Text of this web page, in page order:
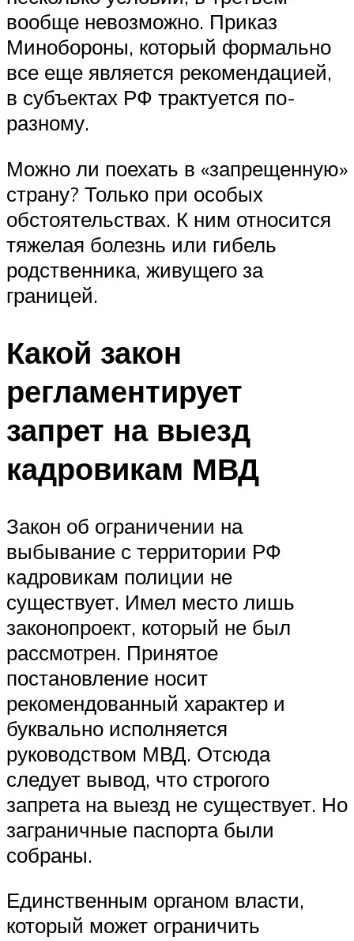
вообще невозможно. Приказ
Минобороны, который формально
все еще является рекомендацией,
в субъектах РФ трактуется по-
разному.
Можно ли поехать в «запрещенную»
страну? Только при особых
обстоятельствах. К ним относится
тяжелая болезнь или гибель
родственника, живущего за
границей.
Какой закон
регламентирует
запрет на выезд
кадровикам МВД
Закон об ограничении на
выбывание с территории РФ
кадровикам полиции не
существует. Имел место лишь
законопроект, который не был
рассмотрен. Принятое
постановление носит
рекомендованный характер и
буквально исполняется
руководством МВД. Отсюда
следует вывод, что строгого
запрета на выезд не существует. Но
заграничные паспорта были
собраны.
Единственным органом власти,
который может ограничить